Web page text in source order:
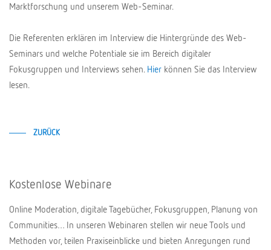
Marktforschung und unserem Web-Seminar.
Die Referenten erklären im Interview die Hintergründe des Web-
Seminars und welche Potentiale sie im Bereich digitaler
Fokusgruppen und Interviews sehen. Hier können Sie das Interview
lesen.
ZURÜCK
Kostenlose Webinare
Online Moderation, digitale Tagebücher, Fokusgruppen, Planung von
Communities… In unseren Webinaren stellen wir neue Tools und
Methoden vor, teilen Praxiseinblicke und bieten Anregungen rund